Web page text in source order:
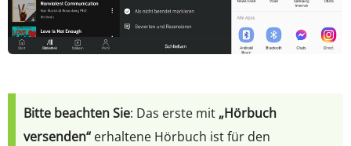
Bitte beachten Sie: Das erste mit „Hörbuch
versenden“ erhaltene Hörbuch ist für den